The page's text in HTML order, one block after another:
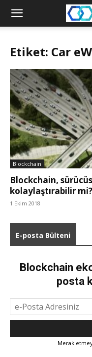
Blockchain
Etiket: Car
Blockchain
Blockchain,
kolaylaştırabilir mi?
1 Ekim 2018
E-posta Bülteni
Blockchain
posta
Merak